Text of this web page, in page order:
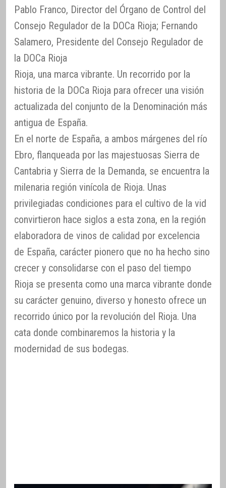
Pablo Franco, Director del Órgano de Control del
Consejo Regulador de la DOCa Rioja; Fernando
Salamero, Presidente del Consejo Regulador de
la DOCa Rioja
Rioja, una marca vibrante. Un recorrido por la
historia de la DOCa Rioja para ofrecer una visión
actualizada del conjunto de la Denominación más
antigua de España.
En el norte de España, a ambos márgenes del río
Ebro, flanqueada por las majestuosas Sierra de
Cantabria y Sierra de la Demanda, se encuentra la
milenaria región vinícola de Rioja. Unas
privilegiadas condiciones para el cultivo de la vid
convirtieron hace siglos a esta zona, en la región
elaboradora de vinos de calidad por excelencia
de España, carácter pionero que no ha hecho sino
crecer y consolidarse con el paso del tiempo
Rioja se presenta como una marca vibrante donde
su carácter genuino, diverso y honesto ofrece un
recorrido único por la revolución del Rioja. Una
cata donde combinaremos la historia y la
modernidad de sus bodegas.